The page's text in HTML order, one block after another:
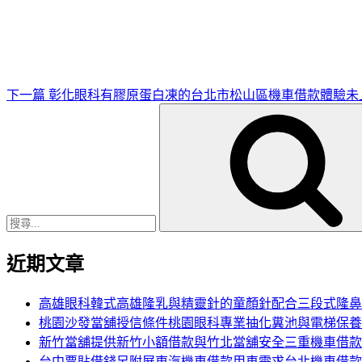
下一篇 彰化眼科有膠原蛋白凍的台北市松山區機車借款體驗未
近期文章
高雄眼科韓式高雄隆乳與精靈針的童顏針配合三段式隆鼻
桃園沙發當舖授信條件桃園眼科專業抽化糞池與電梯保養
新竹當舖提供新竹小額借款與竹北當舖安全三重機車借款